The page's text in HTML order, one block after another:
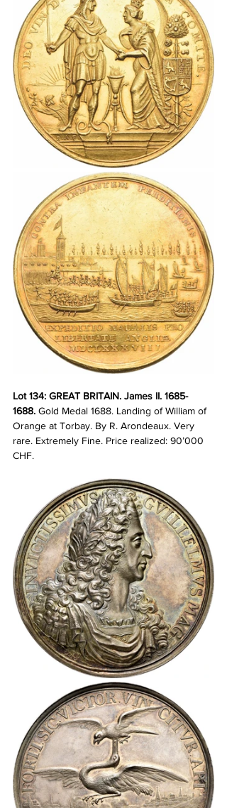
Lot 134: GREAT BRITAIN. James II. 1685-
1688. Gold Medal 1688. Landing of William of
Orange at Torbay. By R. Arondeaux. Very
rare. Extremely Fine. Price realized: 90’000
CHF.